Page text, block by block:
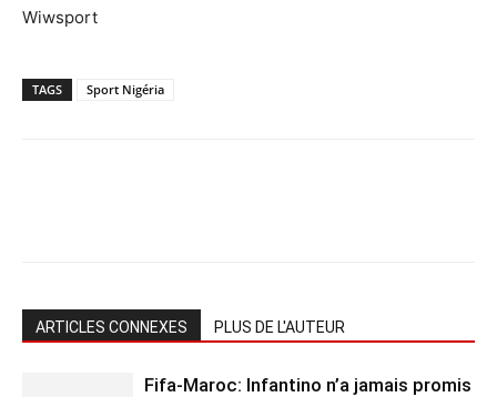
Wiwsport
TAGS Sport Nigéria
ARTICLES CONNEXES PLUS DE L'AUTEUR
Fifa-Maroc: Infantino n’a jamais promis